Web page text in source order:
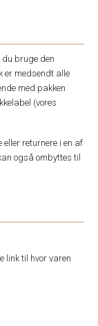
bruge den
er medsendt alle
med pakken
(vores
returnere i en af
også ombyttes til
link til hvor varen